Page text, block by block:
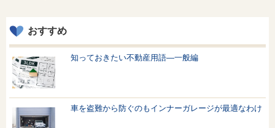
おすすめ
知っておきたい不動産用語—一般編
車を盗難から防ぐのもインナーガレージが最適なわけ